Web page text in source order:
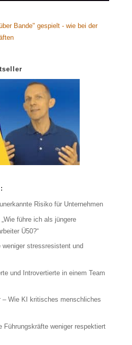
Risiko für Unternehmen
führe ich als jüngere
Ü50?“
stressresistent und
und Introvertierte in einem Team
– Wie KI kritisches menschliches
Führungskräfte weniger respektiert